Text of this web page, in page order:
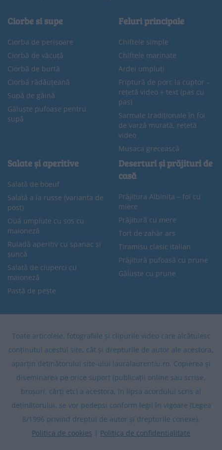
Ciorbe si supe
Ciorba de perișoare
Ciorbă de văcuță
Ciorbă de burtă
Ciorbă rădăuțeană
Supă de găină
Găluște pufoase pentru
supă
Feluri principale
Chiftele simple
Chiftele marinate
Ardei umpluți
Friptură de porc la cuptor –
rețetă video + text (pas cu
pas)
Sarmale tradiționale în foi
de varză murată, rețetă
video
Musaca grecească
Salate și aperitive
Salată de boeuf
Salată a la russe (varianta de
post)
Ouă umplute cu sos cu
maioneză
Ruladă aperitiv cu spanac și
șuncă
Salată de ciuperci cu
maioneză
Pastă de pește
Deserturi și prăjituri de
casă
Prăjitura Albinița – foi cu
miere
Prăjitură cu mere
Tort de zahăr ars
Tiramisu clasic italian
Prăjitură pufoasă cu prune
Găluște cu prune
Toate articolele, fotografiile și clipurile video care alcătuiesc
conținutul acestui site, cât și drepturile de autor ale acestora,
aparțin deținătorului site-ului lauralaurentiu.ro. Copierea și
diseminarea pe orice suport (publicații online sau scrise,
broșuri, cărți etc) a acestora, în lipsa acordului scris al
deținătorului, se vor pedepsi conform legii în vigoare (Legea
8/1996 privind dreptul de autor și drepturile conexe).
Politica de cookies | Politica de confidentialitate